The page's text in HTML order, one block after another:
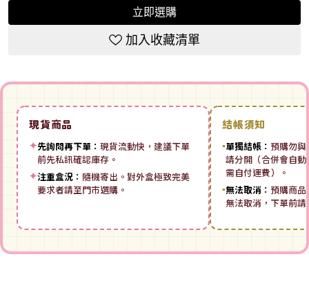
立即選購
加入收藏清單
現貨商品
✦先詢問再下單： 現貨流動快，建議下單
前先私訊確認庫存。
✦注重盒況： 隨機寄出。對外盒極致完美
要求者請至門市選購。
結帳須知
▪單獨結帳： 預購勿與
請分開（合併會自
需自付運費）。
▪無法取消： 預購商品
無法取消，下單前